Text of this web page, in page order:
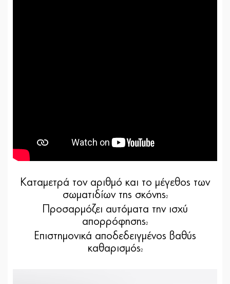
Καταμετρά τον αριθμό και το μέγεθος των
σωματιδίων της σκόνης2
Προσαρμόζει αυτόματα την ισχύ
απορρόφησης2
Επιστημονικά αποδεδειγμένος βαθύς
καθαρισμός2